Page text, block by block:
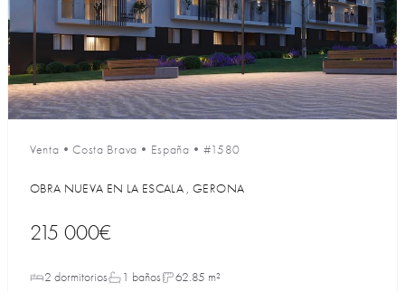
Venta •Costa Brava • España • #1580
OBRA NUEVA EN LA ESCALA , GERONA
215 000€
2 dormitorios 1 baños 62.85 m²